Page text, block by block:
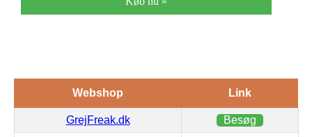
Webshop Link
GrejFreak.dk Besøg